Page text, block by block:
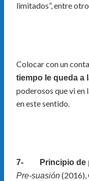
limitados”, entre
Colocar con un
tiempo le queda a
poderosos que vi en
en este sentido.
7- Principio de
Pre-suasión(2016),